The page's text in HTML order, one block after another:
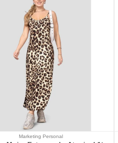
Marketing Personal